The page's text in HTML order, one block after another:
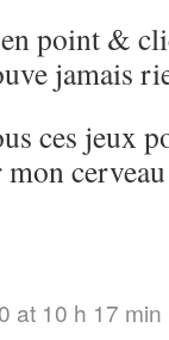
point &
jamais
ces jeux
mon
at 10 h 17 min